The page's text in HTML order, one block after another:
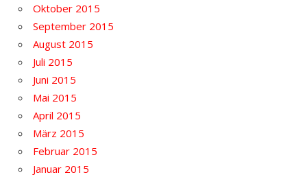
Oktober 2015
September 2015
August 2015
Juli 2015
Juni 2015
Mai 2015
April 2015
März 2015
Februar 2015
Januar 2015